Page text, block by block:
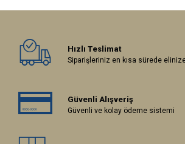
Hızlı Teslimat
Siparişleriniz en kısa sürede elinize
Güvenli Alışveriş
Güvenli ve kolay ödeme sistemi